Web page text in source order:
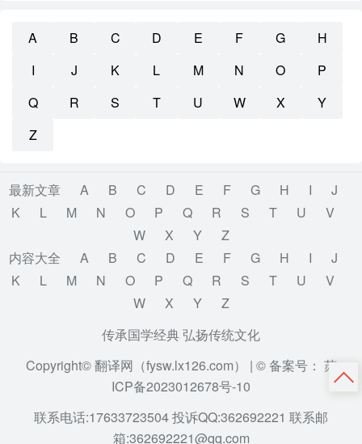
A B C D E F G
H
I
J K L M N O
P
Q
R S T U W X
Y
Z
最新文章 A B C D E F G H I
J
K
L M N O P Q R S T U
V
W
X Y
Z
内容大全
A B C D E F G H I
J
K
L M N O P Q R S T U
V
W
X Y
Z
传承国学经典 弘扬传统文化
Copyright© 翻译网（fysw.lx126.com） | © 备案号： 苏
ICP备2023012678号-10
联系电话:17633723504 投诉QQ:362692221 联系邮
箱:362692221@qq.com